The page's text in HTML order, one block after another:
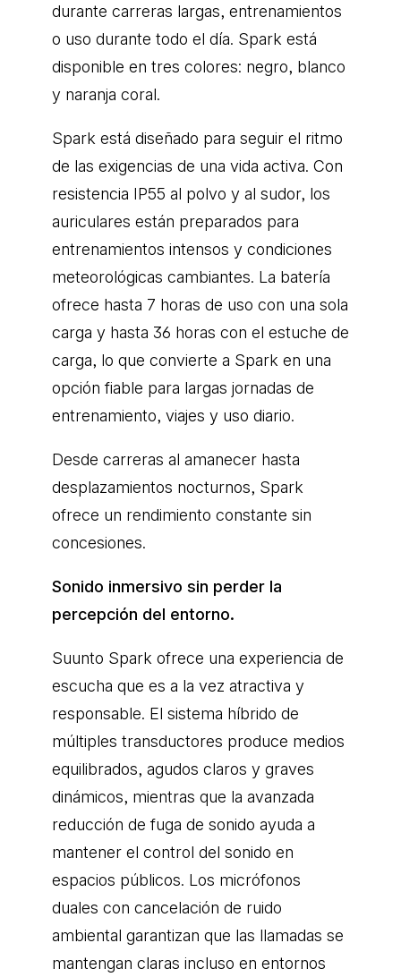
durante carreras largas, entrenamientos
o uso durante todo el día. Spark está
disponible en tres colores: negro, blanco
y naranja coral.
Spark está diseñado para seguir el ritmo
de las exigencias de una vida activa. Con
resistencia IP55 al polvo y al sudor, los
auriculares están preparados para
entrenamientos intensos y condiciones
meteorológicas cambiantes. La batería
ofrece hasta 7 horas de uso con una sola
carga y hasta 36 horas con el estuche de
carga, lo que convierte a Spark en una
opción fiable para largas jornadas de
entrenamiento, viajes y uso diario.
Desde carreras al amanecer hasta
desplazamientos nocturnos, Spark
ofrece un rendimiento constante sin
concesiones.
Sonido inmersivo sin perder la
percepción del entorno.
Suunto Spark ofrece una experiencia de
escucha que es a la vez atractiva y
responsable. El sistema híbrido de
múltiples transductores produce medios
equilibrados, agudos claros y graves
dinámicos, mientras que la avanzada
reducción de fuga de sonido ayuda a
mantener el control del sonido en
espacios públicos. Los micrófonos
duales con cancelación de ruido
ambiental garantizan que las llamadas se
mantengan claras incluso en entornos